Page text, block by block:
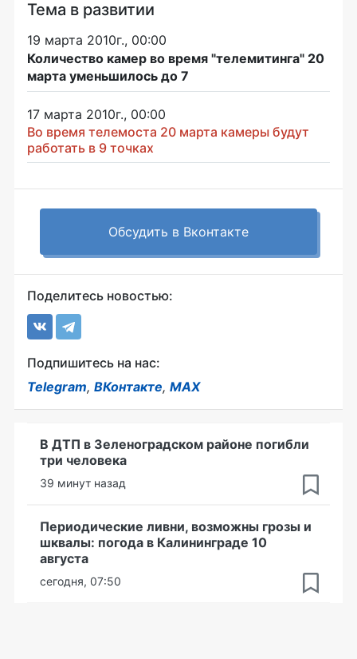
Тема в развитии
19 марта 2010г., 00:00
Количество камер во время "телемитинга" 20
марта уменьшилось до 7
17 марта 2010г., 00:00
Во время телемоста 20 марта камеры будут
работать в 9 точках
Обсудить в Вконтакте
Поделитесь новостью:
Подпишитесь на нас:
Telegram, ВКонтакте, MAX
В ДТП в Зеленоградском районе погибли
три человека
39 минут назад
Периодические ливни, возможны грозы и
шквалы: погода в Калининграде 10
августа
сегодня, 07:50